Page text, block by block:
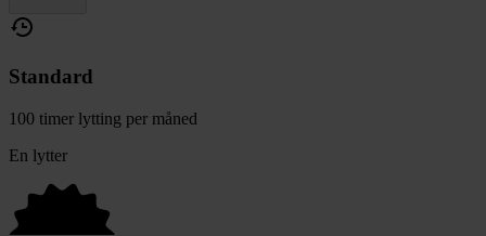
Standard
100 timer lytting per måned
En lytter